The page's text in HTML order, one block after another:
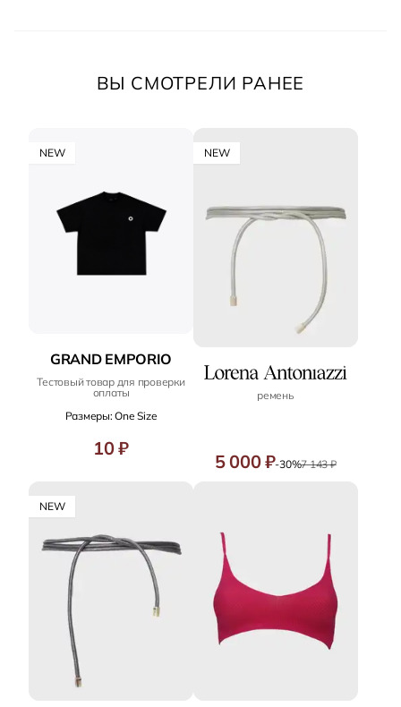
ВЫ СМОТРЕЛИ РАНЕЕ
NEW
GRAND EMPORIO
Тестовый товар для проверки
оплаты
Размеры: One Size
10 ₽
NEW
ремень
5 000 ₽-30%7 143 ₽
NEW